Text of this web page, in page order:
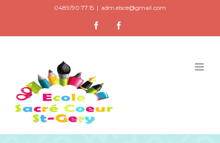
0489/90.77.15 | adm.elsce@gmail.com
Facebook